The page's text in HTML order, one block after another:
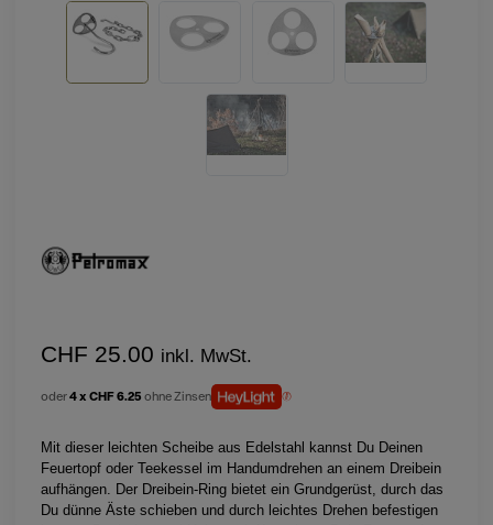
CHF 25.00 inkl. MwSt.
oder4 x CHF 6.25 ohne Zinsen
Mit dieser leichten Scheibe aus Edelstahl kannst Du Deinen
Feuertopf oder Teekessel im Handumdrehen an einem Dreibein
aufhängen. Der Dreibein-Ring bietet ein Grundgerüst, durch das
Du dünne Äste schieben und durch leichtes Drehen befestigen